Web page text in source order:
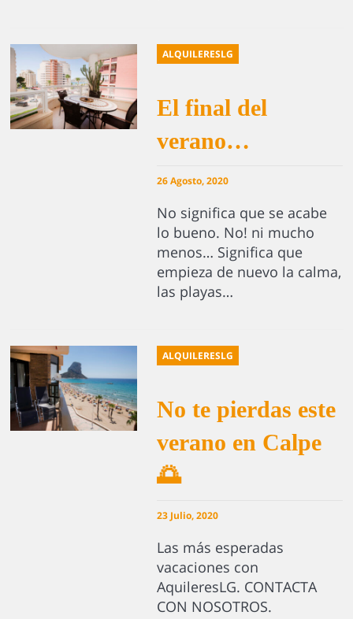
ALQUILERESLG
El final del
verano…
26 Agosto, 2020
No significa que se acabe
lo bueno. No! ni mucho
menos… Significa que
empieza de nuevo la calma,
las playas…
ALQUILERESLG
No te pierdas este
verano en Calpe
🌅
23 Julio, 2020
Las más esperadas
vacaciones con
AquileresLG. CONTACTA
CON NOSOTROS.